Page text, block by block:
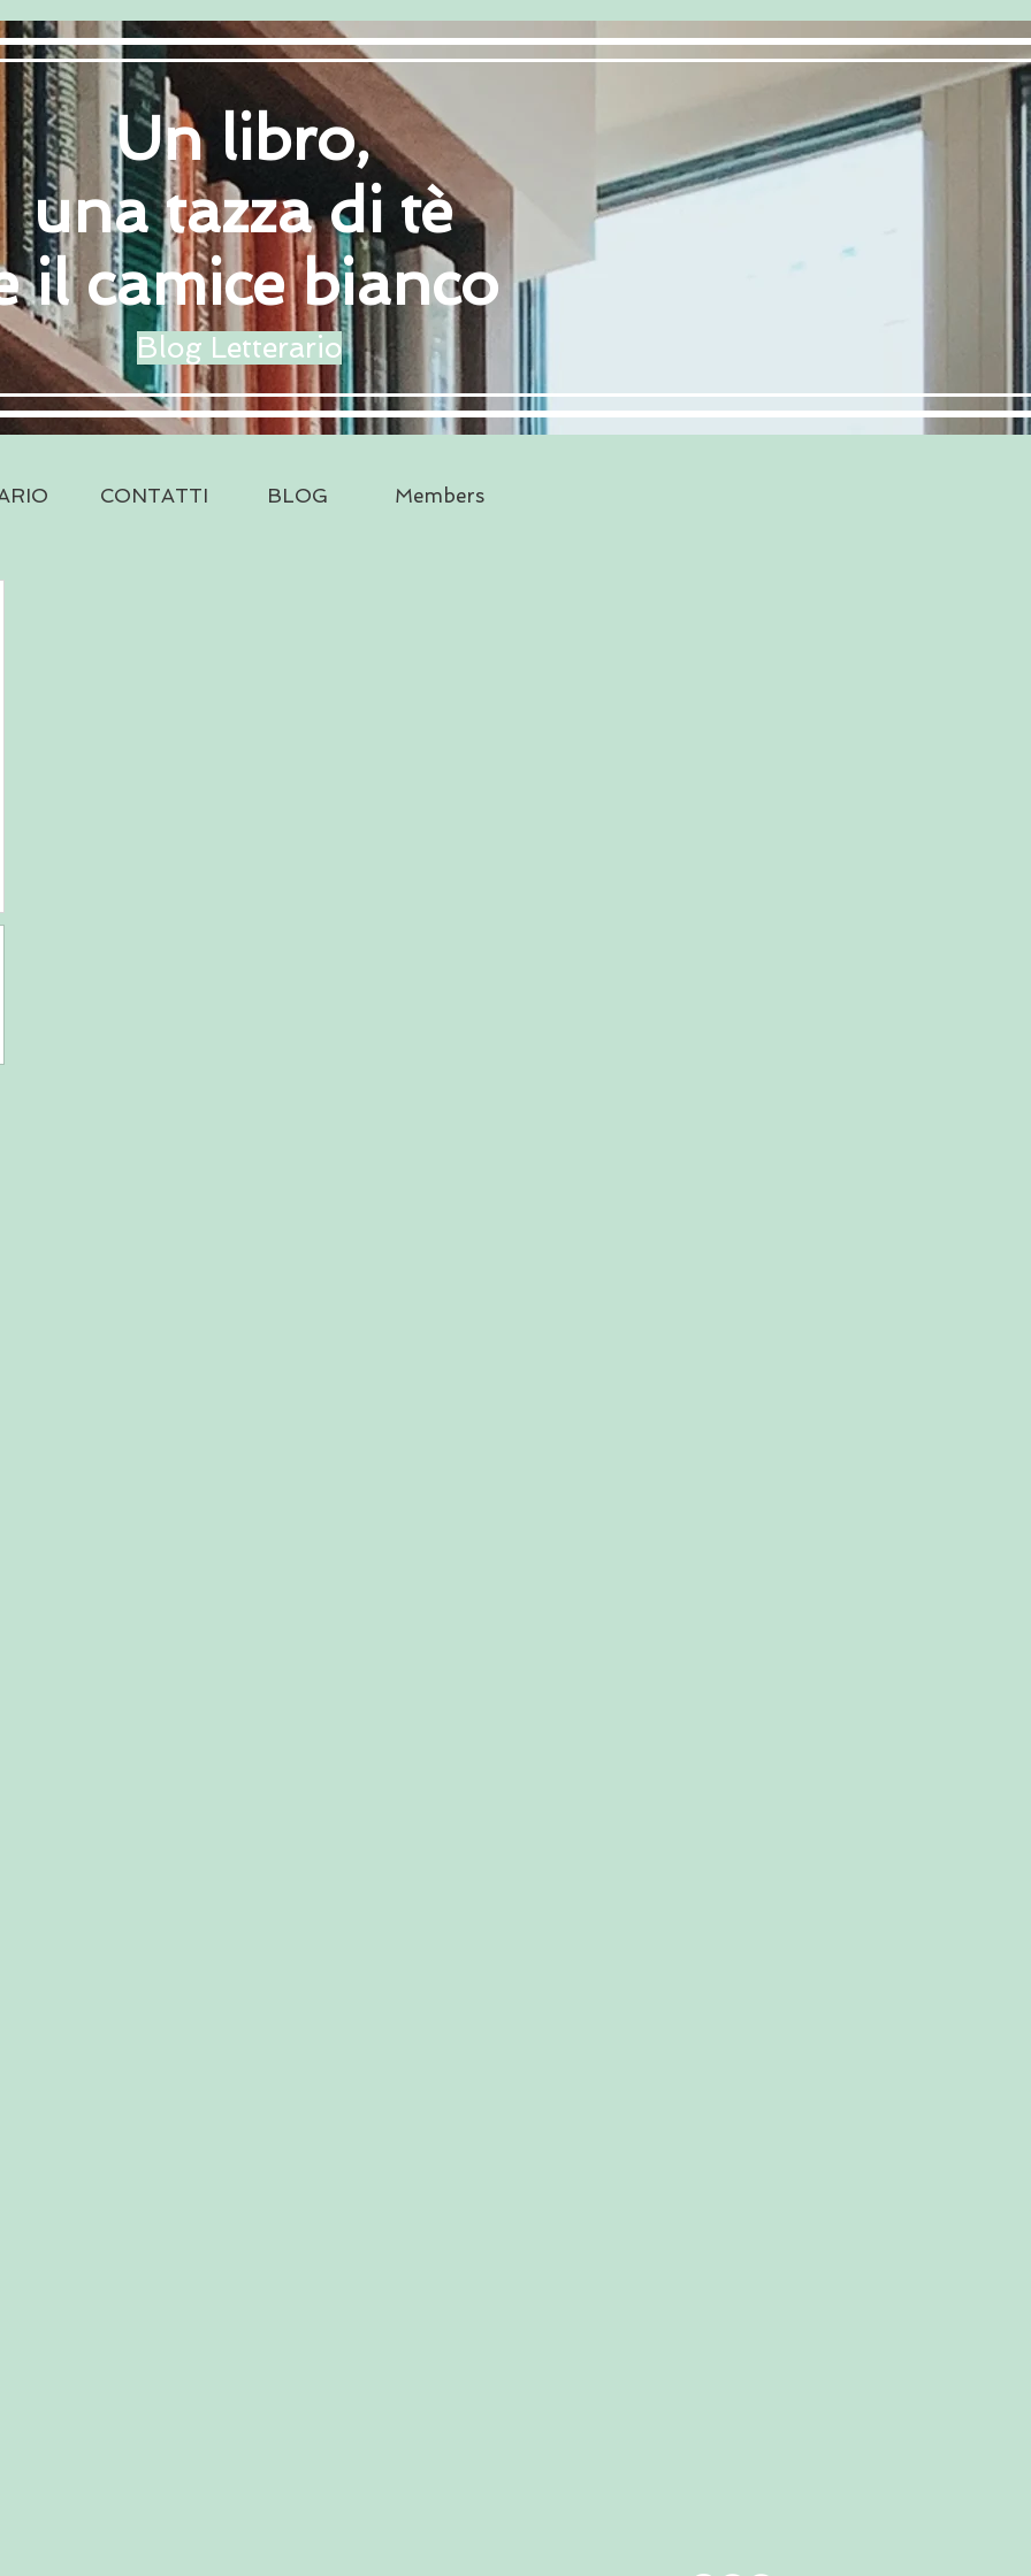
Un libro,
una tazza di tè
il camice bianco
Blog Letterario
CONTATTI BLOG Members